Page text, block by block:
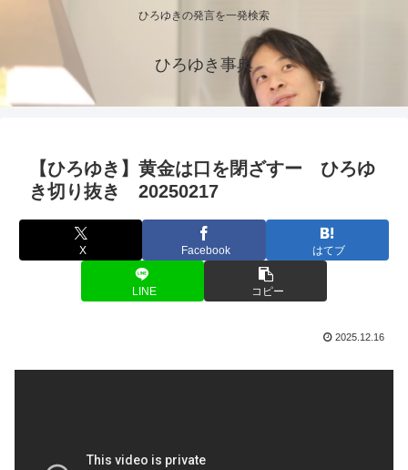
ひろゆきの発言を一発検索
ひろゆき事典
【ひろゆき】黄金は口を閉ざすー ひろゆ
き切り抜き 20250217
X Facebook はてブ
LINE コピー
2025.12.16